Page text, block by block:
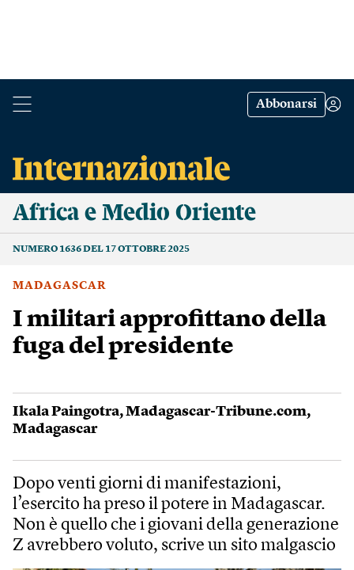
Abbonarsi
Africa e Medio Oriente
NUMERO 1636 DEL 17 OTTOBRE 2025
MADAGASCAR
I militari approfittano della
fuga del presidente
Ikala Paingotra,Madagascar-Tribune.com,
Madagascar
Dopo venti giorni di manifestazioni,
l’esercito ha preso il potere in Madagascar.
Non è quello che i giovani della generazione
Z avrebbero voluto, scrive un sito malgascio